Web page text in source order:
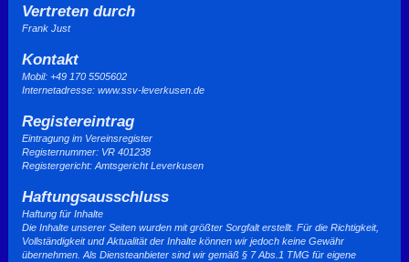
Vertreten durch
Frank Just
Kontakt
Mobil: +49 170 5505602
Internetadresse: www.ssv-leverkusen.de
Registereintrag
Eintragung im Vereinsregister
Registernummer: VR 401238
Registergericht: Amtsgericht Leverkusen
Haftungsausschluss
Haftung für Inhalte
Die Inhalte unserer Seiten wurden mit größter Sorgfalt erstellt. Für die Richtigkeit,
Vollständigkeit und Aktualität der Inhalte können wir jedoch keine Gewähr
übernehmen. Als Diensteanbieter sind wir gemäß § 7 Abs.1 TMG für eigene